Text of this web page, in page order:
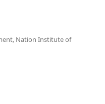
Nation Institute of